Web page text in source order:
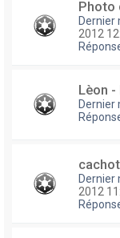
Photo
Dernier
2012
Lèon
Dernier
Dernier
2012